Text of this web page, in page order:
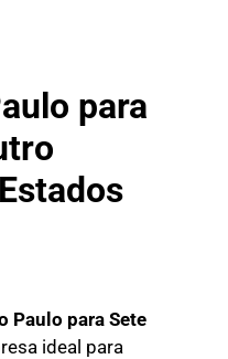
para
Paulo para Sete
ideal para